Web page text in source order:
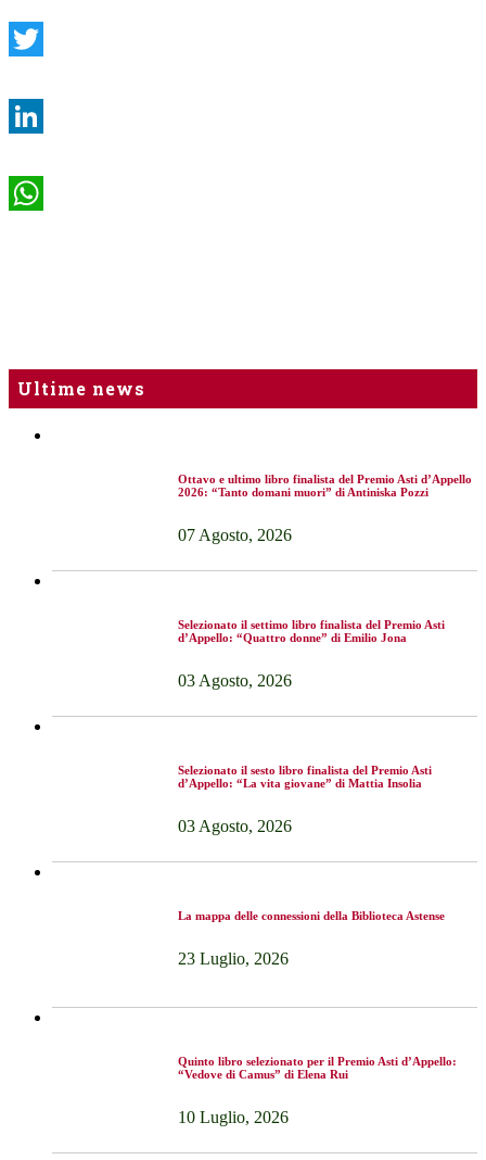
Ultime news
Ottavo e ultimo libro finalista del Premio Asti d’Appello
2026: “Tanto domani muori” di Antiniska Pozzi
07 Agosto, 2026
Selezionato il settimo libro finalista del Premio Asti
d’Appello: “Quattro donne” di Emilio Jona
03 Agosto, 2026
Selezionato il sesto libro finalista del Premio Asti
d’Appello: “La vita giovane” di Mattia Insolia
03 Agosto, 2026
La mappa delle connessioni della Biblioteca Astense
23 Luglio, 2026
Quinto libro selezionato per il Premio Asti d’Appello:
“Vedove di Camus” di Elena Rui
10 Luglio, 2026